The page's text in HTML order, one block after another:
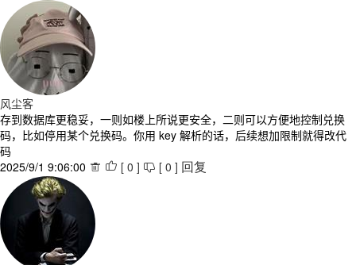
风尘客
存到数据库更稳妥，一则如楼上所说更安全，二则可以方便地控制兑换
码，比如停用某个兑换码。你用 key 解析的话，后续想加限制就得改代
码
2025/9/1 9:06:00   [ 0 ]  [ 0 ] 回复